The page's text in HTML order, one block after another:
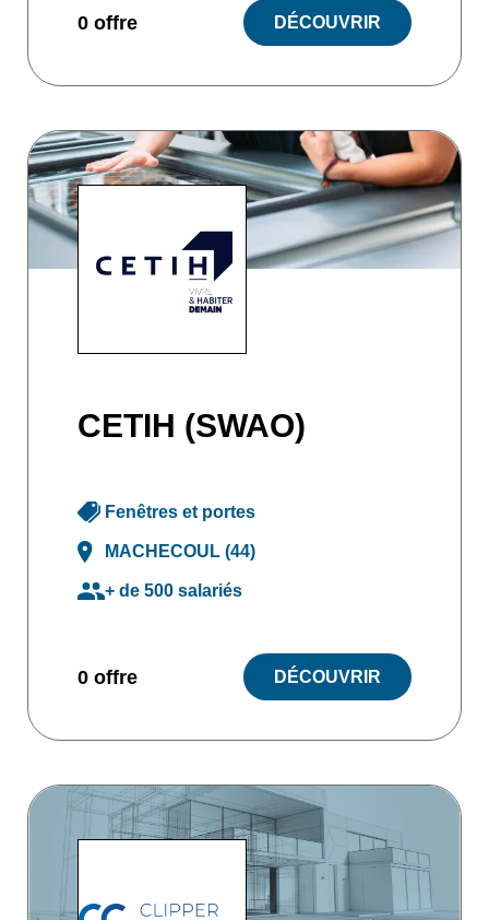
0 offre DÉCOUVRIR
CETIH (SWAO)
Fenêtres et portes
MACHECOUL (44)
+ de 500 salariés
0 offre DÉCOUVRIR